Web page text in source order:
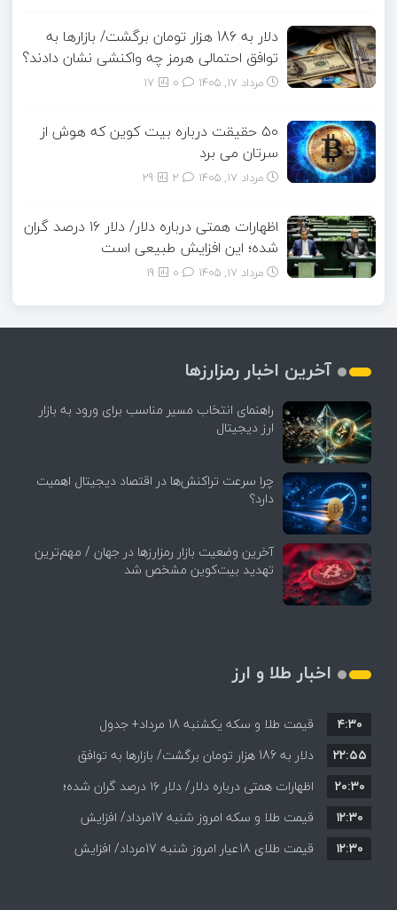
دلار به 186 هزار تومان برگشت/ بازارها به
توافق احتمالی هرمز چه واکنشی نشان دادند؟
مرداد ۱۷, ۱۴۰۵ 17
۵۰ حقیقت درباره بیت کوین که هوش از
سرتان می برد
مرداد ۱۷, ۱۴۰۵ 29
اظهارات همتی درباره دلار/ دلار ۱۶ درصد گران
شده؛ این افزایش طبیعی است
مرداد ۱۷, ۱۴۰۵ 19
آخرین اخبار رمزارزها
راهنمای انتخاب مسیر مناسب برای ورود به بازار
ارز دیجیتال
چرا سرعت تراکنش‌ها در اقتصاد دیجیتال اهمیت
دارد؟
آخرین وضعیت بازار رمزارزها در جهان / مهم‌ترین
تهدید بیت‌کوین مشخص شد
اخبار طلا و ارز
قیمت طلا و سکه یکشنبه 18 مرداد+ جدول
۴:۳۰
دلار به 186 هزار تومان برگشت/ بازارها به توافق
احتمالی هرمز چه واکنشی نشان دادند؟
۲۲:۵۵
اظهارات همتی درباره دلار/ دلار ۱۶ درصد گران شده؛
این افزایش طبیعی است
۲۰:۳۰
قیمت طلا و سکه امروز شنبه 17مرداد/ افزایش
همه قیمت ها + جدول و جزئیات
۱۲:۳۰
قیمت طلای 18عیار امروز شنبه 17مرداد/ افزایش
۱۲:۳۰